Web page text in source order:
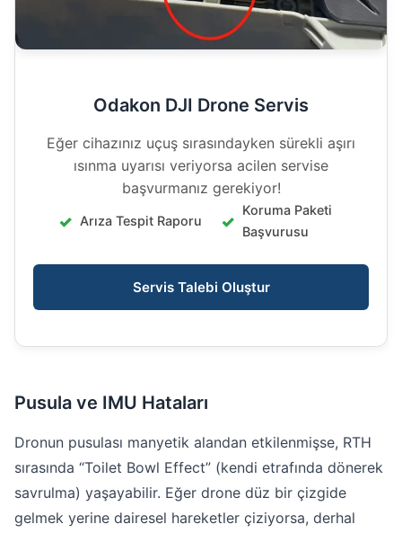
Odakon DJI Drone Servis
Eğer cihazınız uçuş sırasındayken sürekli aşırı
ısınma uyarısı veriyorsa acilen servise
başvurmanız gerekiyor!
Arıza Tespit Raporu
Koruma Paketi
Başvurusu
Servis Talebi Oluştur
Pusula ve IMU Hataları
Dronun pusulası manyetik alandan etkilenmişse, RTH
sırasında “Toilet Bowl Effect” (kendi etrafında dönerek
savrulma) yaşayabilir. Eğer drone düz bir çizgide
gelmek yerine dairesel hareketler çiziyorsa, derhal